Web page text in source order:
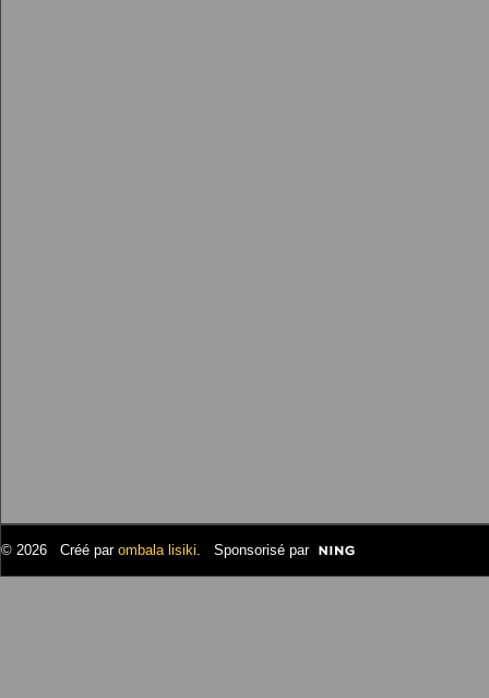
© 2026 Créé par ombala lisiki. Sponsorisé par